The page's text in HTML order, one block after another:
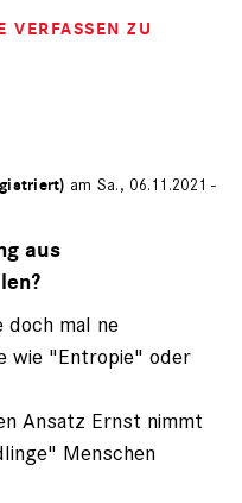
VERFASSEN ZU
am Sa., 06.11.2021 -
aus
doch mal ne
wie "Entropie" oder
Ansatz Ernst nimmt
Menschen